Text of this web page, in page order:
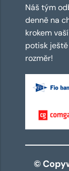
Náš tým
denně na
krokem
potisk
rozměr!
©